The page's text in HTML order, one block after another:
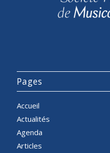
Pages
Accueil
Actualités
Agenda
Articles